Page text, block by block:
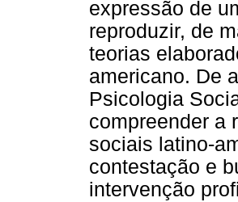
expressão de
reproduzir, de
teorias
americano. De
Psicologia
compreender a
sociais latino-
contestação e
intervenção